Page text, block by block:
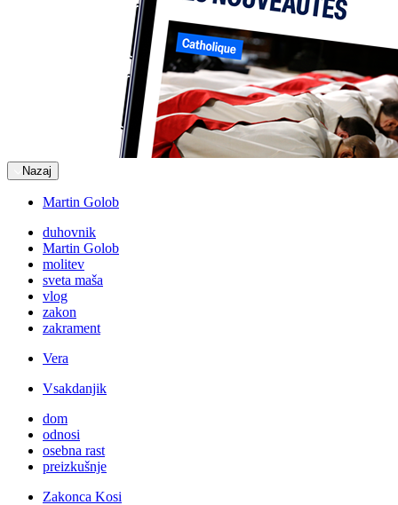
Nazaj
Martin Golob
duhovnik
Martin Golob
molitev
sveta maša
vlog
zakon
zakrament
Vera
Vsakdanjik
dom
odnosi
osebna rast
preizkušnje
Zakonca Kosi